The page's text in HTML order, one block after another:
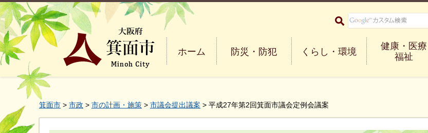
大阪府箕面市 Minoh City
ホーム 防災・防犯 くらし・環境
健康・医療
福祉
箕面市 > 市政 > 市の計画・施策 > 市議会提出議案 > 平成27年第2回箕面市議会定例会議案